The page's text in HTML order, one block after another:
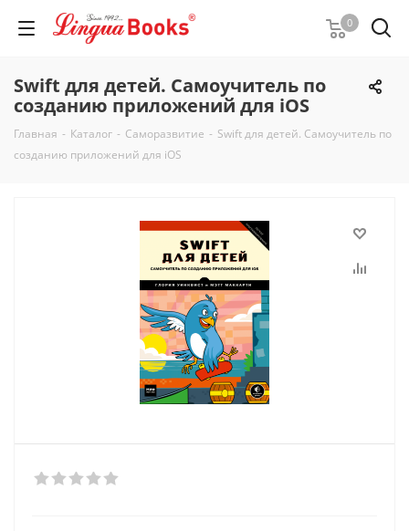
0
Swift для детей. Самоучитель по
созданию приложений для iOS
Главная - Каталог - Саморазвитие - Swift для детей. Самоучитель по
созданию приложений для iOS